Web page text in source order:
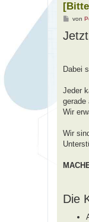
B
i
t
von
Dabei
Jeder
gerade
Wir
Wir
Die